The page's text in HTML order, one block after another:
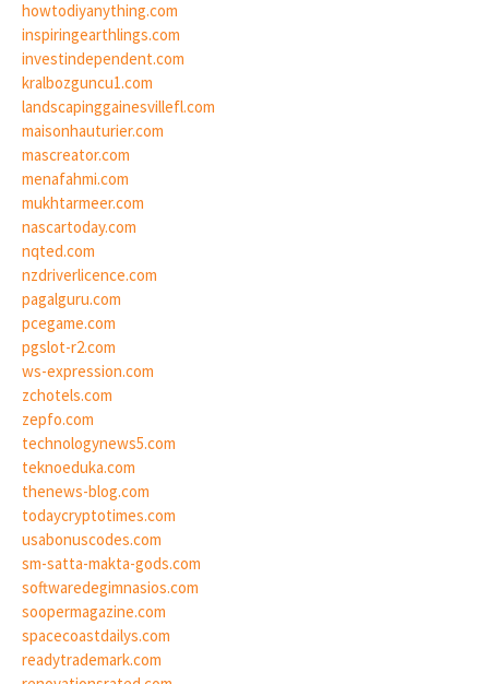
howtodiyanything.com
inspiringearthlings.com
investindependent.com
kralbozguncu1.com
landscapinggainesvillefl.com
maisonhauturier.com
mascreator.com
menafahmi.com
mukhtarmeer.com
nascartoday.com
nqted.com
nzdriverlicence.com
pagalguru.com
pcegame.com
pgslot-r2.com
ws-expression.com
zchotels.com
zepfo.com
technologynews5.com
teknoeduka.com
thenews-blog.com
todaycryptotimes.com
usabonuscodes.com
sm-satta-makta-gods.com
softwaredegimnasios.com
soopermagazine.com
spacecoastdailys.com
readytrademark.com